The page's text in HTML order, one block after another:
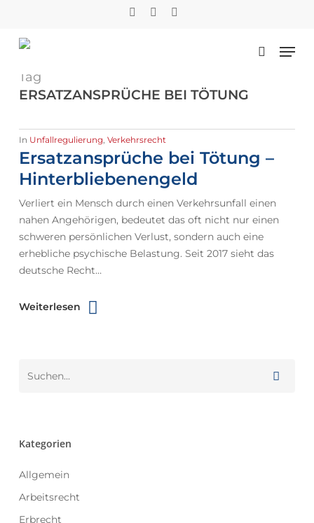
main
suchen
Tag
ERSATZANSPRÜCHE BEI TÖTUNG
In Unfallregulierung, Verkehrsrecht
Ersatzansprüche bei Tötung –
Hinterbliebenengeld
Verliert ein Mensch durch einen Verkehrsunfall einen
nahen Angehörigen, bedeutet das oft nicht nur einen
schweren persönlichen Verlust, sondern auch eine
erhebliche psychische Belastung. Seit 2017 sieht das
deutsche Recht…
Weiterlesen
Kategorien
Allgemein
Arbeitsrecht
Erbrecht